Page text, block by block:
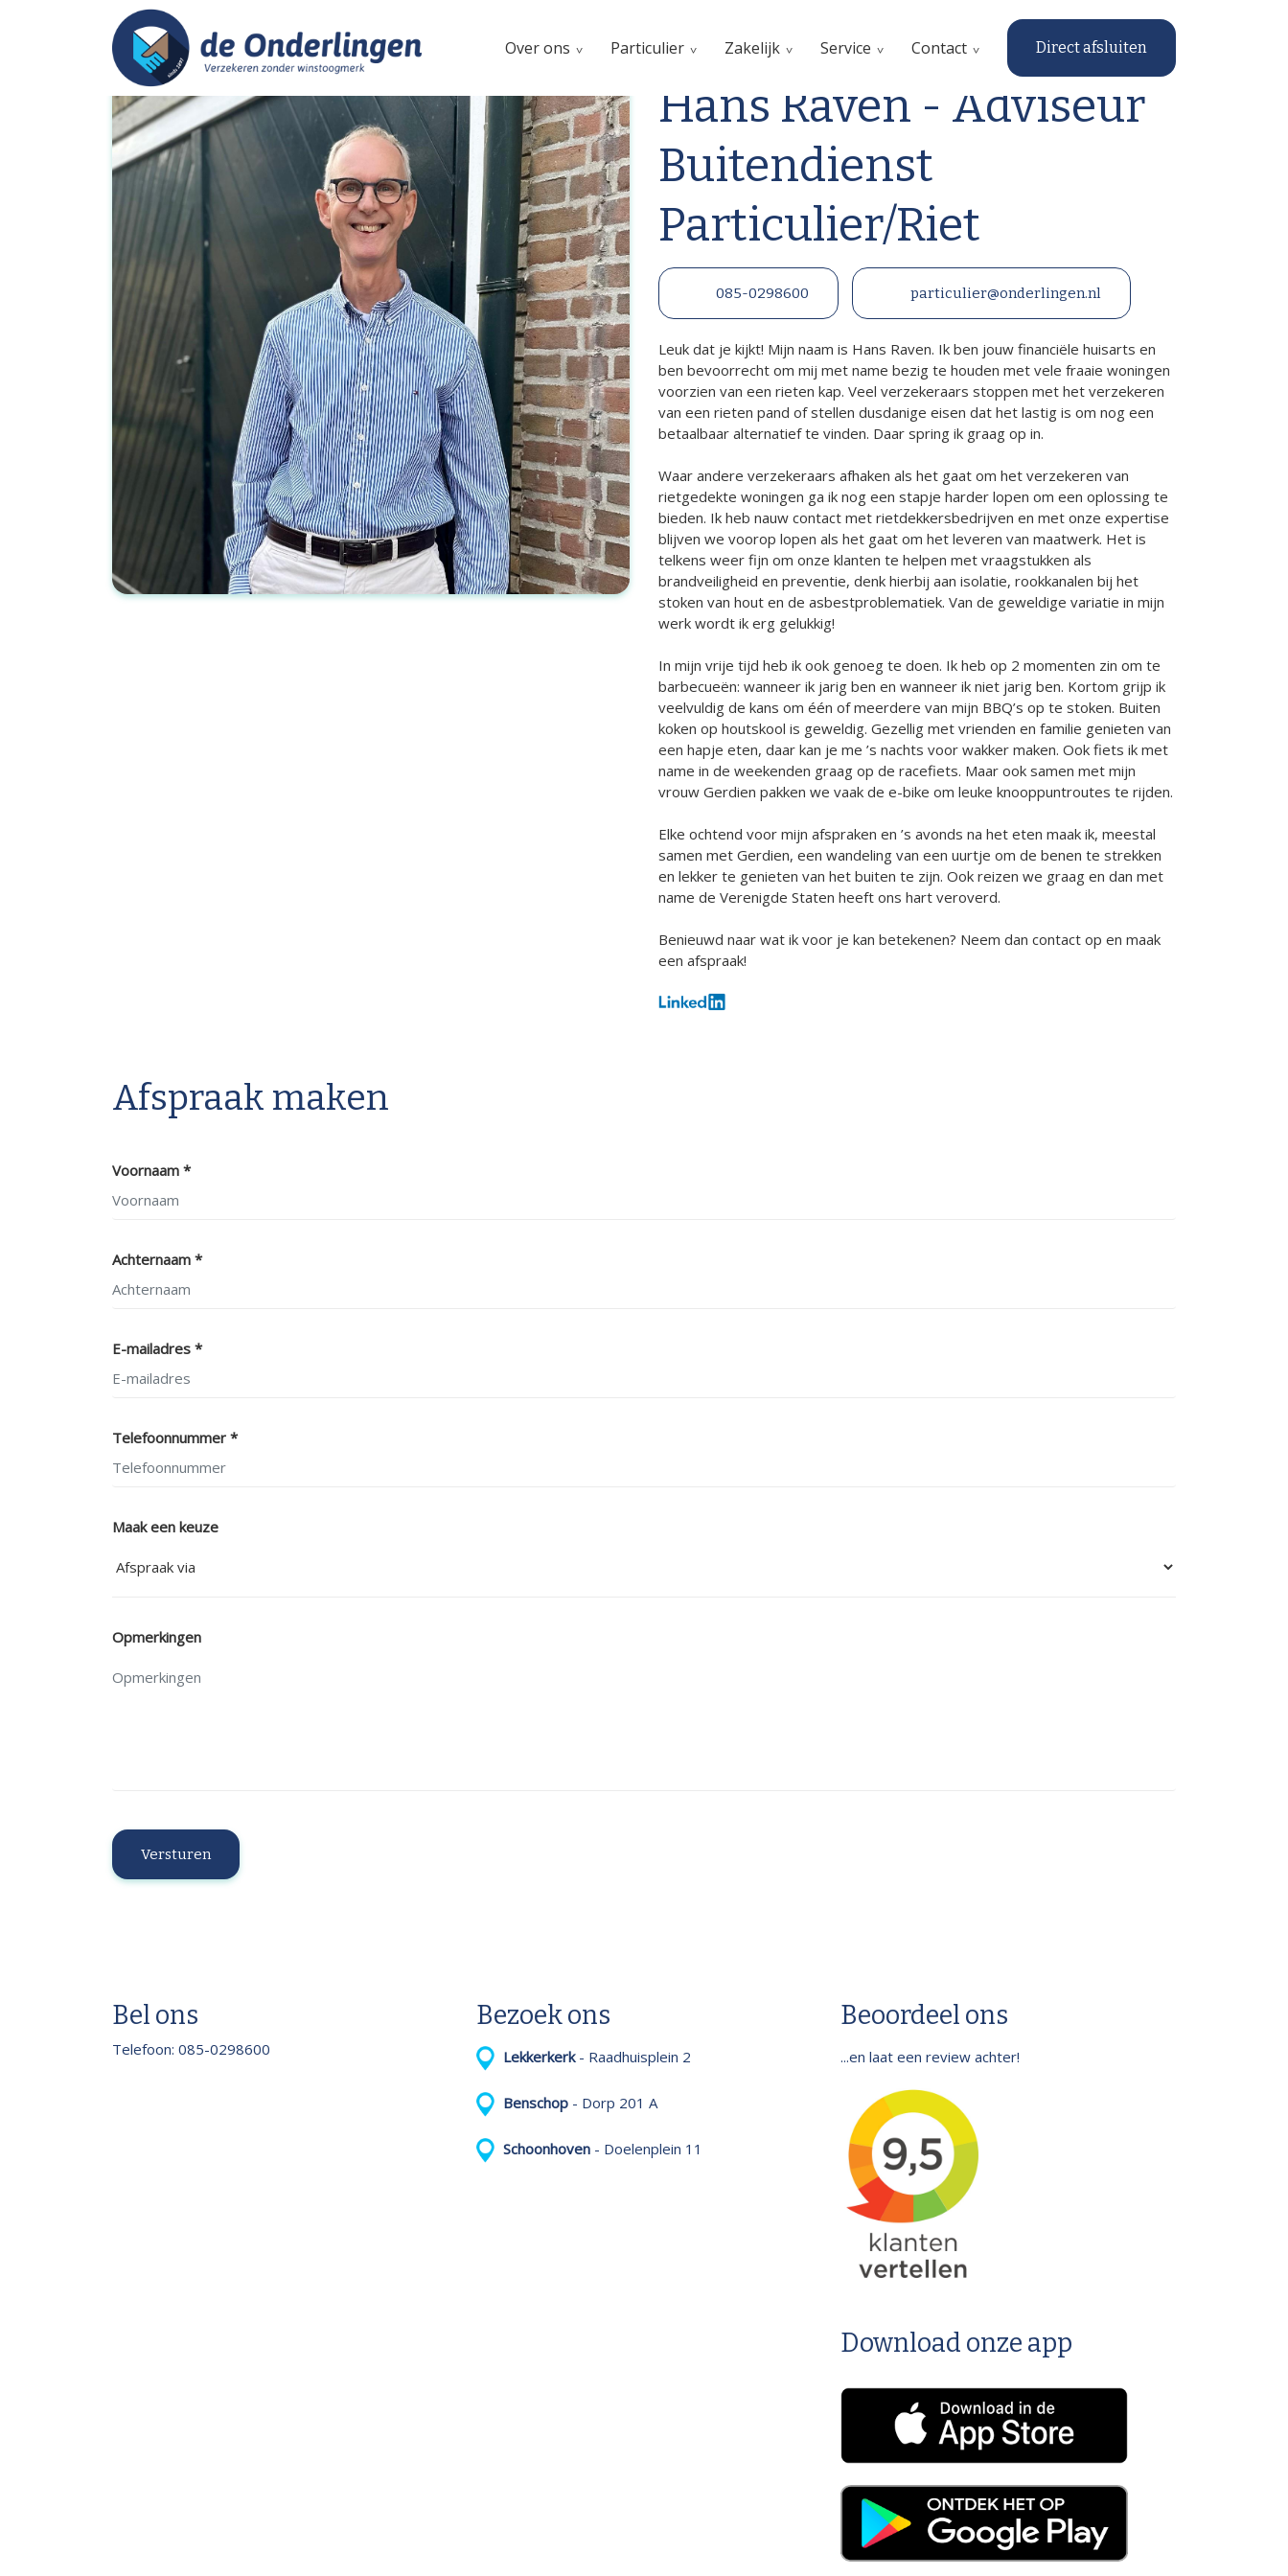
Over ons Particulier Zakelijk Service Contact Direct afsluiten
Hans Raven - Adviseur
Buitendienst
Particulier/Riet
085-0298600 particulier@onderlingen.nl
Leuk dat je kijkt! Mijn naam is Hans Raven. Ik ben jouw financiële huisarts en
ben bevoorrecht om mij met name bezig te houden met vele fraaie woningen
voorzien van een rieten kap. Veel verzekeraars stoppen met het verzekeren
van een rieten pand of stellen dusdanige eisen dat het lastig is om nog een
betaalbaar alternatief te vinden. Daar spring ik graag op in.
Waar andere verzekeraars afhaken als het gaat om het verzekeren van
rietgedekte woningen ga ik nog een stapje harder lopen om een oplossing te
bieden. Ik heb nauw contact met rietdekkersbedrijven en met onze expertise
blijven we voorop lopen als het gaat om het leveren van maatwerk. Het is
telkens weer fijn om onze klanten te helpen met vraagstukken als
brandveiligheid en preventie, denk hierbij aan isolatie, rookkanalen bij het
stoken van hout en de asbestproblematiek. Van de geweldige variatie in mijn
werk wordt ik erg gelukkig!
In mijn vrije tijd heb ik ook genoeg te doen. Ik heb op 2 momenten zin om te
barbecueën: wanneer ik jarig ben en wanneer ik niet jarig ben. Kortom grijp ik
veelvuldig de kans om één of meerdere van mijn BBQ’s op te stoken. Buiten
koken op houtskool is geweldig. Gezellig met vrienden en familie genieten van
een hapje eten, daar kan je me ’s nachts voor wakker maken. Ook fiets ik met
name in de weekenden graag op de racefiets. Maar ook samen met mijn
vrouw Gerdien pakken we vaak de e-bike om leuke knooppuntroutes te rijden.
Elke ochtend voor mijn afspraken en ’s avonds na het eten maak ik, meestal
samen met Gerdien, een wandeling van een uurtje om de benen te strekken
en lekker te genieten van het buiten te zijn. Ook reizen we graag en dan met
name de Verenigde Staten heeft ons hart veroverd.
Benieuwd naar wat ik voor je kan betekenen? Neem dan contact op en maak
een afspraak!
Afspraak maken
Voornaam *
Achternaam *
E-mailadres *
Telefoonnummer *
Maak een keuze
Opmerkingen
Bel ons
Telefoon: 085-0298600
Bezoek ons
Lekkerkerk - Raadhuisplein 2
Benschop - Dorp 201 A
Schoonhoven - Doelenplein 11
Beoordeel ons
...en laat een review achter!
Download onze app